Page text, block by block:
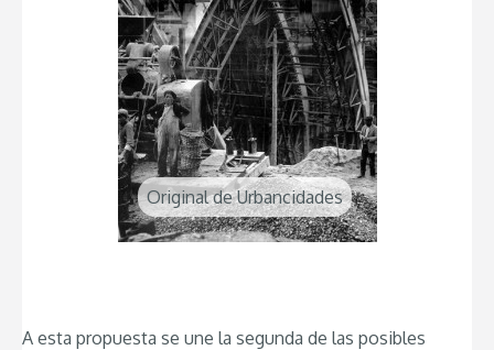
Original de Urbancidades
A esta propuesta se une la segunda de las posibles